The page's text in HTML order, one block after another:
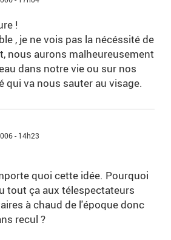
!
, je ne vois pas la nécéssité de
nous aurons malheureusement
dans notre vie ou sur nos
qui va nous sauter au visage.
- 14h23
quoi cette idée. Pourquoi
tout ça aux télespectateurs
à chaud de l'époque donc
recul ?